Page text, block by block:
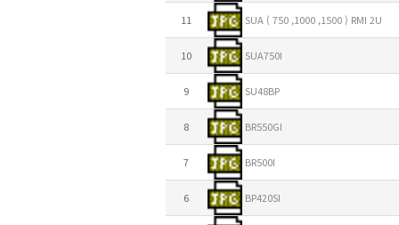
11 SUA ( 750 ,1000 ,1500 ) RMI 2U
10 SUA750I
9 SU48BP
8 BR550GI
7 BR500I
6 BP420SI